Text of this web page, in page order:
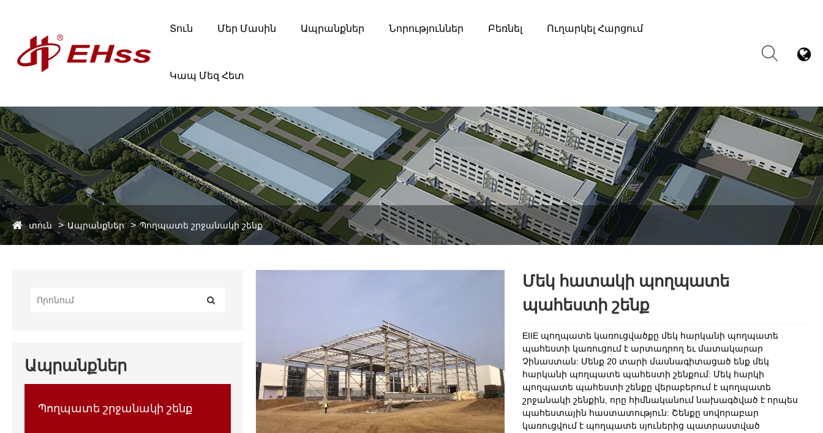
Տուն Մեր Մասին Ապրանքներ Նորություններ Բեռնել Ուղարկել Հարցում
Կապ Մեզ Հետ
տուն Ապրանքներ Պողպատե շրջանակի շենք
Ապրանքներ
Պողպատե շրջանակի շենք
Մեկ հատակի պողպատե
պահեստի շենք
EIIE պողպատե կառուցվածքը մեկ հարկանի պողպատե
պահեստի կառուցում է արտադրող եւ մատակարար
Չինաստան: Մենք 20 տարի մասնագիտացած ենք մեկ
հարկանի պողպատե պահեստի շենքում: Մեկ հարկի
պողպատե պահեստի շենքը վերաբերում է պողպատե
շրջանակի շենքին, որը հիմնականում նախագծված է որպես
պահեստային հաստատություն: Շենքը սովորաբար
կառուցվում է պողպատե սյուներից պատրաստված